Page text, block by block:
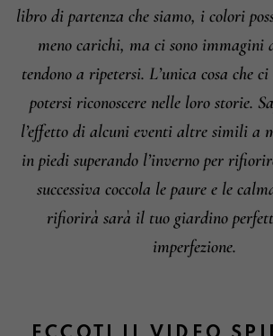
libro di partenza che siamo, i colori
meno carichi, ma ci sono immagini
tendono a ripetersi. L’unica cosa che
potersi riconoscere nelle loro storie.
l’effetto di alcuni eventi altre simili a
in piedi superando l’inverno per
successiva coccola le paure e le
rifiorirà sarà il tuo giardino
imperfezione.